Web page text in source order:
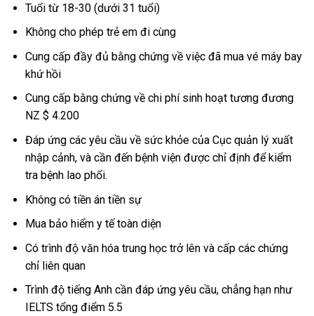
Tuổi từ 18-30 (dưới 31 tuổi)
Không cho phép trẻ em đi cùng
Cung cấp đầy đủ bằng chứng về việc đã mua vé máy bay
khứ hồi
Cung cấp bằng chứng về chi phí sinh hoạt tương đương
NZ $ 4.200
Đáp ứng các yêu cầu về sức khỏe của Cục quản lý xuất
nhập cảnh, và cần đến bệnh viện được chỉ định để kiểm
tra bệnh lao phổi.
Không có tiền án tiền sự
Mua bảo hiểm y tế toàn diện
Có trình độ văn hóa trung học trở lên và cấp các chứng
chỉ liên quan
Trình độ tiếng Anh cần đáp ứng yêu cầu, chẳng hạn như
IELTS tổng điểm 5.5